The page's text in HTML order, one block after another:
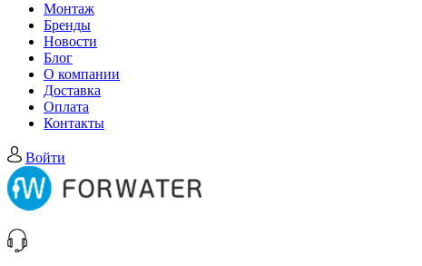
Монтаж
Бренды
Новости
Блог
О компании
Доставка
Оплата
Контакты
Войти